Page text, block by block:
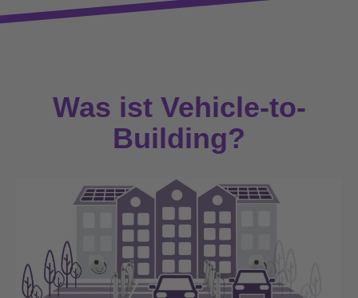
Was ist Vehicle-to-
Building?